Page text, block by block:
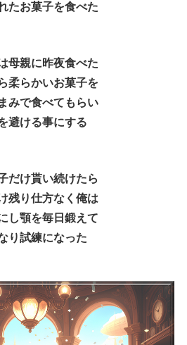
たお菓子を食べた
母親に昨夜食べた
柔らかいお菓子を
みで食べてもらい
避ける事にする
だけ貰い続けたら
残り仕方なく俺は
し顎を毎日鍛えて
り試練になった